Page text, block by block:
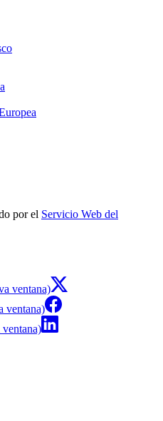
por el Servicio Web del
ventana)
ventana)